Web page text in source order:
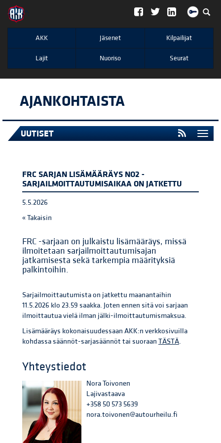
";
AKK Jäsenet Kilpailijat
Lajit Nuoriso Seurat
AJANKOHTAISTA
UUTISET
FRC SARJAN LISÄMÄÄRÄYS NO2 -
SARJAILMOITTAUTUMISAIKAA ON JATKETTU
5.5.2026
« Takaisin
FRC -sarjaan on julkaistu lisämääräys, missä
ilmoitetaan sarjailmoittautumisajan
jatkamisesta sekä tarkempia määrityksiä
palkintoihin.
Sarjailmoittautumista on jatkettu maanantaihin
11.5.2026 klo 23.59 saakka. Joten ennen sitä voi sarjaan
ilmoittautua vielä ilman jälki-ilmoittautumismaksua.
Lisämääräys kokonaisuudessaan AKK:n verkkosivuilla
kohdassa säännöt-sarjasäännöt tai suoraan TÄSTÄ.
Yhteystiedot
Nora Toivonen
Lajivastaava
+358 50 573 5639
nora.toivonen@autourheilu.fi